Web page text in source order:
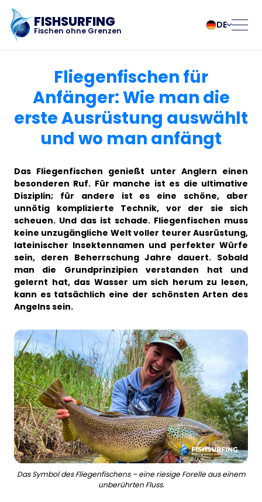
FISHSURFING
Fischen ohne Grenzen
DE
български
Čeština
Dansk
Deutsch
Español
Italiano
Magyar
Nederlands
Norsk
Polski
Português
Românesc
Pусский
Slovenčina
Svenska
Türk
Українська
Startseite
Über die App
Fishsurfing
Business
Fliegenfischen für
Anfänger: Wie man die
erste Ausrüstung auswählt
und wo man anfängt
Das Fliegenfischen genießt unter Anglern einen
besonderen Ruf. Für manche ist es die ultimative
Disziplin; für andere ist es eine schöne, aber
unnötig komplizierte Technik, vor der sie sich
scheuen. Und das ist schade. Fliegenfischen muss
keine unzugängliche Welt voller teurer Ausrüstung,
lateinischer Insektennamen und perfekter Würfe
sein, deren Beherrschung Jahre dauert. Sobald
man die Grundprinzipien verstanden hat und
gelernt hat, das Wasser um sich herum zu lesen,
kann es tatsächlich eine der schönsten Arten des
Angelns sein.
Das Symbol des Fliegenfischens – eine riesige Forelle aus einem
unberührten Fluss.